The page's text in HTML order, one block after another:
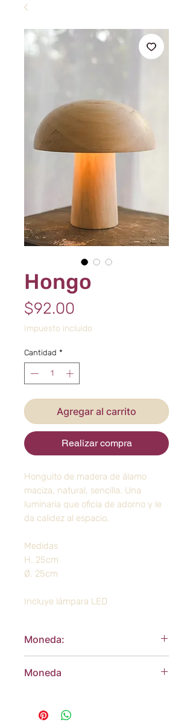
Hongo
$92.00
Impuesto incluido
Cantidad *
Agregar al carrito
Realizar compra
Honguito de madera de álamo
maciza, natural, sencilla. Una
luminaria que oficia de adorno y le
da calidez al espacio.
Medidas
H. 25cm
Ø. 25cm
Incluye lámpara LED
Moneda:
Moneda